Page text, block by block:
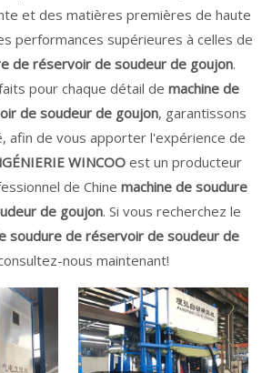
et des matières premières de haute
performances supérieures à celles de
de réservoir de soudeur de goujon.
pour chaque détail de machine de
de soudeur de goujon, garantissons
afin de vous apporter l'expérience de
WINCOO est un producteur
de Chine machine de soudure
de goujon. Si vous recherchez le
soudure de réservoir de soudeur de
nous maintenant!